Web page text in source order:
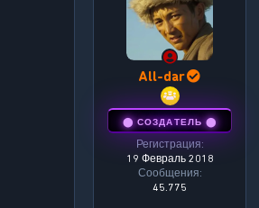
а
л
а
All-dar
⬤ СОЗДАТЕЛЬ ⬤
Регистрация
19 Февраль 2018
Сообщения
45.775